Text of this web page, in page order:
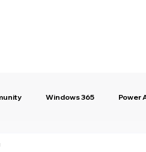
Windows 365 Power